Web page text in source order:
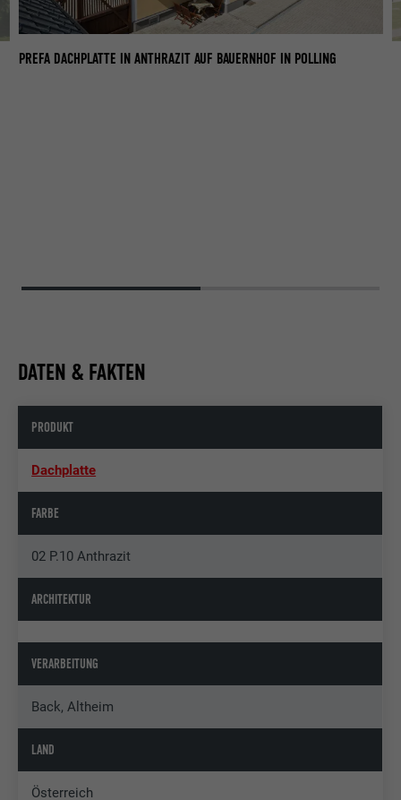
PREFA DACHPLATTE IN ANTHRAZIT AUF BAUERNHOF IN POLLING
DATEN & FAKTEN
PRODUKT
Dachplatte
FARBE
02 P.10 Anthrazit
ARCHITEKTUR
VERARBEITUNG
Back, Altheim
LAND
Österreich